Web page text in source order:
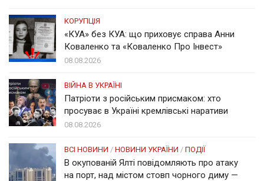
КОРУПЦІЯ
«КУА» без КУА: що приховує справа Анни
Коваленко та «Коваленко Про Інвест»
08.08.2026
ВІЙНА В УКРАЇНІ
Патріоти з російським присмаком: хто
просуває в Україні кремлівські наративи
08.08.2026
ВСІ НОВИНИ / НОВИНИ УКРАЇНИ / ПОДІЇ
В окупованій Ялті повідомляють про атаку
на порт, над містом стовп чорного диму —